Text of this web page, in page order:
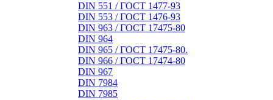
DIN 551 / ГОСТ 1477-93
DIN 553 / ГОСТ 1476-93
DIN 963 / ГОСТ 17475-80
DIN 964
DIN 965 / ГОСТ 17475-80.
DIN 966 / ГОСТ 17474-80
DIN 967
DIN 7984
DIN 7985